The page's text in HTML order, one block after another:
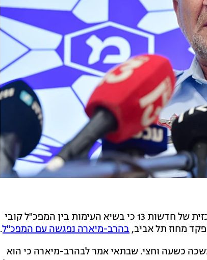
במקביל, ביום ראשון פרסמנו לראשונה במהדורה המרכזית של חדשות 13 כי בשיא העימות בין המפכ"ל קובי
מחוז תל אביב,בהרב-מיארה נפגשה עם המפכ"ל.
כשעה וחצי. שבתאי אמר לבהרב-מיארה כי הוא